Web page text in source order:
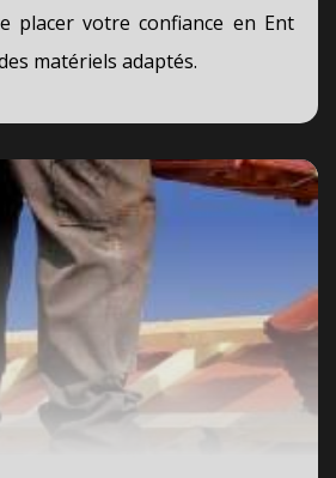
placer votre confiance en Ent
matériels adaptés.